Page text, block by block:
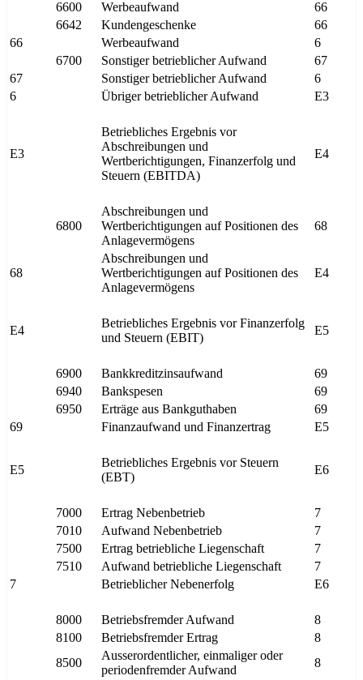
6600 Werbeaufwand
66
6642
Kundengeschenke
66
66
Werbeaufwand
6
6700
Sonstiger betrieblicher Aufwand
67
67
Sonstiger betrieblicher Aufwand
6
6
Übriger betrieblicher Aufwand E3
E3
Betriebliches Ergebnis vor
Abschreibungen und
Wertberichtigungen, Finanzerfolg und
Steuern (EBITDA)
E4
6800
Abschreibungen und
Wertberichtigungen auf Positionen des
Anlagevermögens
68
68
Abschreibungen und
Wertberichtigungen auf Positionen des
Anlagevermögens
E4
E4
Betriebliches Ergebnis vor Finanzerfolg
und Steuern (EBIT)
E5
6900 Bankkreditzinsaufwand
69
6940
Bankspesen
69
6950
Erträge aus Bankguthaben
69
69
Finanzaufwand und Finanzertrag E5
E5
Betriebliches Ergebnis vor Steuern
(EBT)
E6
7000 Ertrag Nebenbetrieb
7
7010
Aufwand Nebenbetrieb
7
7500
Ertrag betriebliche Liegenschaft
7
7510
Aufwand betriebliche Liegenschaft
7
7
Betrieblicher Nebenerfolg E6
8000 Betriebsfremder Aufwand
8
8100
Betriebsfremder Ertrag
8
8500
Ausserordentlicher, einmaliger oder
periodenfremder Aufwand
8